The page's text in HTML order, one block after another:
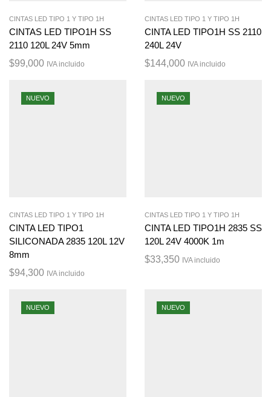
CINTAS LED TIPO 1 Y TIPO 1H
CINTAS LED TIPO1H SS
2110 120L 24V 5mm
$99,000 IVA incluido
CINTAS LED TIPO 1 Y TIPO 1H
CINTA LED TIPO1H SS 2110
240L 24V
$144,000 IVA incluido
NUEVO
CINTAS LED TIPO 1 Y TIPO 1H
CINTA LED TIPO1
SILICONADA 2835 120L 12V
8mm
$94,300 IVA incluido
NUEVO
CINTAS LED TIPO 1 Y TIPO 1H
CINTA LED TIPO1H 2835 SS
120L 24V 4000K 1m
$33,350 IVA incluido
NUEVO NUEVO